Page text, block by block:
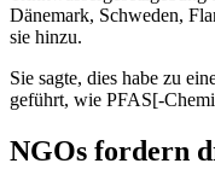
Dänemark, Schweden,
sie hinzu.
Sie sagte, dies habe zu
geführt, wie PFAS[-
NGOs fordern